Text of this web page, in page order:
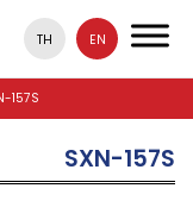
TH EN
157S
SXN-157S